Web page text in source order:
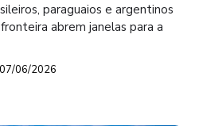
paraguaios e argentinos
abrem janelas para a
07/06/2026